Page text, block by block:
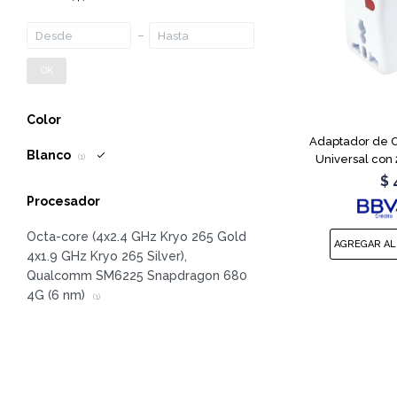
Adaptador de
Universal con
$
OK
Color
Blanco (1)
Procesador
Octa-core (4x2.4 GHz Kryo 265 Gold
4x1.9 GHz Kryo 265 Silver),
Qualcomm SM6225 Snapdragon 680
4G (6 nm)
(1)